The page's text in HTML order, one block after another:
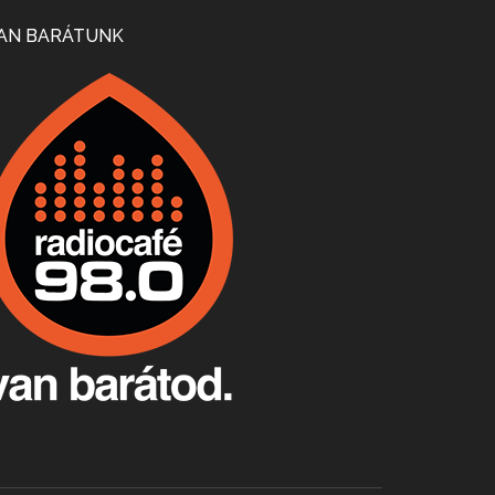
Apr 24, 2026 • 00:38:10
Villány, kékfrankos, Jackfall
Apr 17, 2026 • 00:35:38
Apr 9, 2026 • 00:37:17
BARÁTUNK